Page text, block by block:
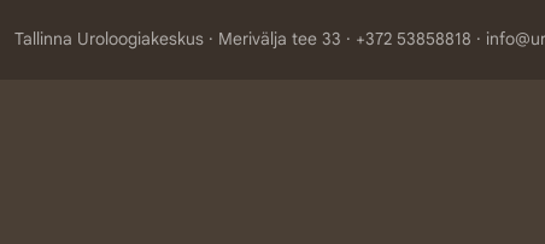
Tallinna Uroloogiakeskus Merivälja tee 33 +372 53858818